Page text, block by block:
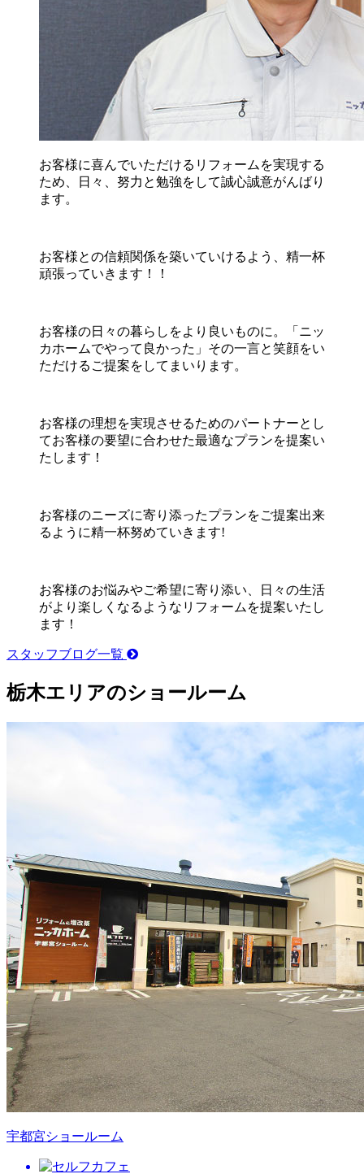
お客様に喜んでいただけるリフォームを実現する
ため、日々、努力と勉強をして誠心誠意がんばり
ます。
お客様との信頼関係を築いていけるよう、精一杯
頑張っていきます！！
お客様の日々の暮らしをより良いものに。「ニッ
カホームでやって良かった」その一言と笑顔をい
ただけるご提案をしてまいります。
お客様の理想を実現させるためのパートナーとし
てお客様の要望に合わせた最適なプランを提案い
たします！
お客様のニーズに寄り添ったプランをご提案出来
るように精一杯努めていきます!
お客様のお悩みやご希望に寄り添い、日々の生活
がより楽しくなるようなリフォームを提案いたし
ます！
スタッフブログ一覧
栃木エリアのショールーム
宇都宮ショールーム